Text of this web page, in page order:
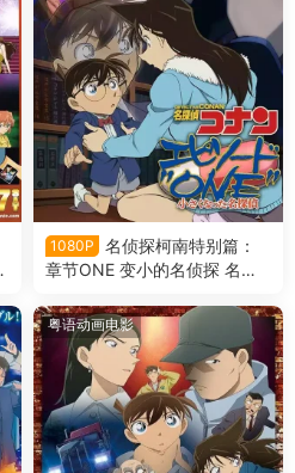
1080P
名侦探柯南特别篇：
章节ONE 变小的名侦探 名侦
名侦探粤语版
粤语动画电影